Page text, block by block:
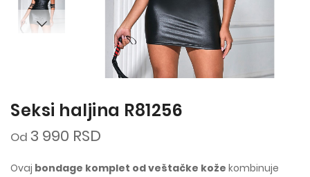
Seksi haljina R81256
Od 3 990 RSD
Ovaj bondage komplet od veštačke kože kombinuje